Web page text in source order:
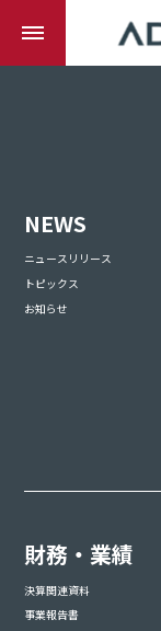
NEWS
ニュースリリース
トピックス
お知らせ
財務・業績
決算関連資料
事業報告書